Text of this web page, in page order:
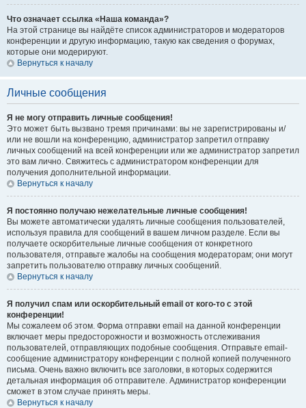
Что означает ссылка «Наша команда»?
На этой странице вы найдёте список администраторов и модераторов
конференции и другую информацию, такую как сведения о форумах,
которые они модерируют.
Вернуться к началу
Личные сообщения
Я не могу отправить личные сообщения!
Это может быть вызвано тремя причинами: вы не зарегистрированы и/
или не вошли на конференцию, администратор запретил отправку
личных сообщений на всей конференции или же администратор запретил
это вам лично. Свяжитесь с администратором конференции для
получения дополнительной информации.
Вернуться к началу
Я постоянно получаю нежелательные личные сообщения!
Вы можете автоматически удалять личные сообщения пользователей,
используя правила для сообщений в вашем личном разделе. Если вы
получаете оскорбительные личные сообщения от конкретного
пользователя, отправьте жалобы на сообщения модераторам; они могут
запретить пользователю отправку личных сообщений.
Вернуться к началу
Я получил спам или оскорбительный email от кого-то с этой
конференции!
Мы сожалеем об этом. Форма отправки email на данной конференции
включает меры предосторожности и возможность отслеживания
пользователей, отправляющих подобные сообщения. Отправьте email-
сообщение администратору конференции с полной копией полученного
письма. Очень важно включить все заголовки, в которых содержится
детальная информация об отправителе. Администратор конференции
сможет в этом случае принять меры.
Вернуться к началу